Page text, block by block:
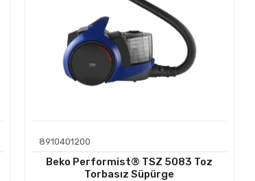
8910401200
Beko Performist® TSZ 5083 Toz
Torbasız Süpürge